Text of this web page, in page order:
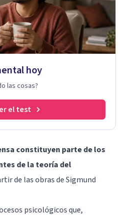
hoy
las cosas?
el test
constituyen parte de los
de la teoría del
de las obras de Sigmund
psicológicos que,